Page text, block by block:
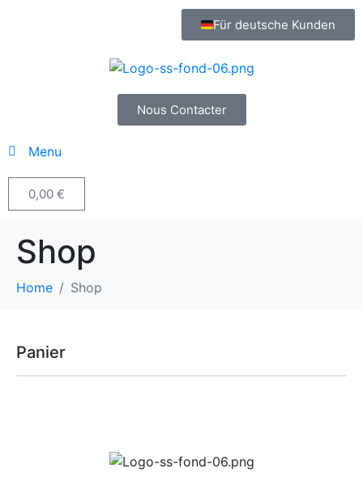
Für deutsche Kunden
Nous Contacter
Menu
0,00 €
Shop
Home Shop
Panier